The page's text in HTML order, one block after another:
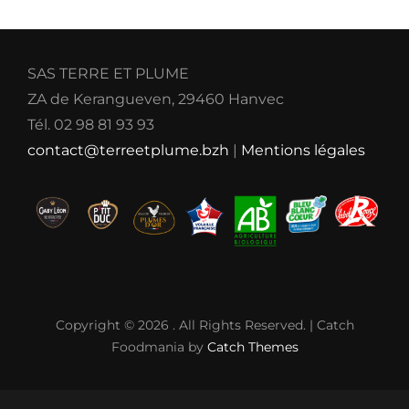
SAS TERRE ET PLUME
ZA de Kerangueven, 29460 Hanvec
Tél. 02 98 81 93 93
contact@terreetplume.bzh | Mentions légales
Copyright © 2026 . All Rights Reserved. | Catch
Foodmania by Catch Themes